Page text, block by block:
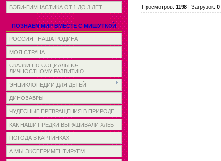
БЭБИ-ГИМНАСТИКА ОТ 1 ДО 3 ЛЕТ
ПОЗНАЕМ МИР ВМЕСТЕ С МИШУТКОЙ
РОССИЯ - НАША РОДИНА
МОЯ СТРАНА
СКАЗКИ ПО СОЦИАЛЬНО-
ЛИЧНОСТНОМУ РАЗВИТИЮ
ЭНЦИКЛОПЕДИИ ДЛЯ ДЕТЕЙ
ДИНОЗАВРЫ
ЧУДЕСНЫЕ ПРЕВРАЩЕНИЯ В ПРИРОДЕ
КАК НАШИ ПРЕДКИ ВЫРАЩИВАЛИ ХЛЕБ
ПОГОДА В КАРТИНКАХ
А МЫ ЭКСПЕРИМЕНТИРУЕМ
Просмотров: 1198 | Загрузок: 0